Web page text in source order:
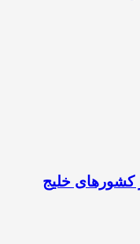
کشورهای خلیج